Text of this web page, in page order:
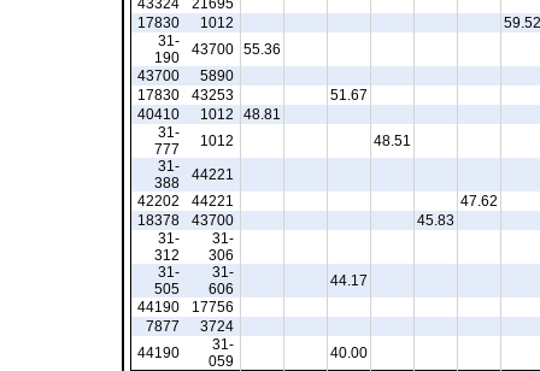
59.52
1012
17830
55.36
43700
31-
190
5890
43700
51.67
43253
17830
48.81
1012
40410
48.51
1012
31-
777
44221
31-
388
47.62
44221
42202
45.83
43700
18378
31-
306
31-
312
44.17
31-
606
31-
505
17756
44190
3724
7877
40.00
31-
059
44190